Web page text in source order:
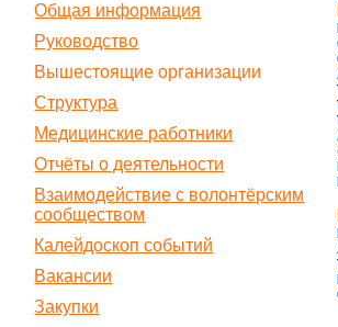
Общая информация
Руководство
Вышестоящие организации
Структура
Медицинские работники
Отчёты о деятельности
Взаимодействие с волонтёрским
сообществом
Калейдоскоп событий
Вакансии
Закупки